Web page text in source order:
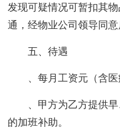
发现可疑情况可暂扣其
通，经物业公司领导同意
五、待遇
、每月工资元（含医
、甲方为乙方提供
的加班补助。